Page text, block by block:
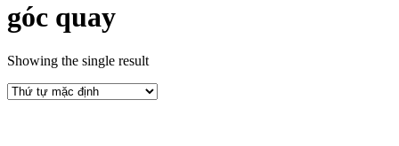
góc quay
Showing the single result